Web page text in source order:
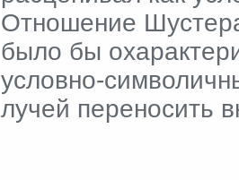
Отношение
было бы
условно-
лучей переносить